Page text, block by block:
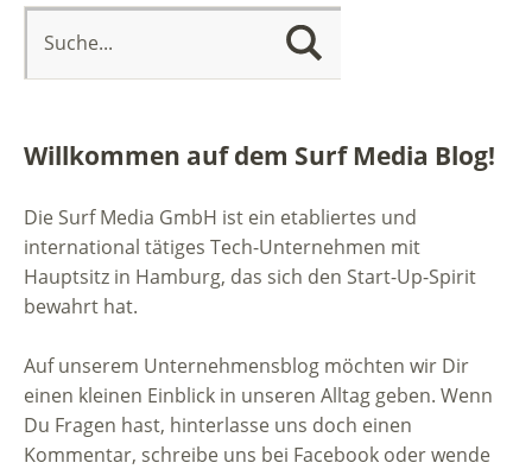
Willkommen auf dem Surf Media Blog!
Die Surf Media GmbH ist ein etabliertes und
international tätiges Tech-Unternehmen mit
Hauptsitz in Hamburg, das sich den Start-Up-Spirit
bewahrt hat.
Auf unserem Unternehmensblog möchten wir Dir
einen kleinen Einblick in unseren Alltag geben. Wenn
Du Fragen hast, hinterlasse uns doch einen
Kommentar, schreibe uns bei Facebook oder wende